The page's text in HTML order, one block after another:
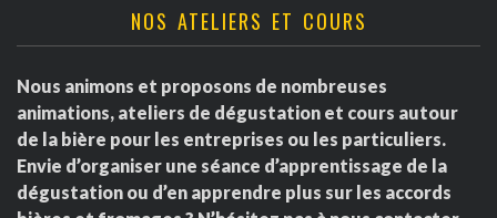
NOS ATELIERS ET COURS
Nous animons et proposons de nombreuses
animations, ateliers de dégustation et cours autour
de la bière pour les entreprises ou les particuliers.
Envie d’organiser une séance d’apprentissage de la
dégustation ou d’en apprendre plus sur les accords